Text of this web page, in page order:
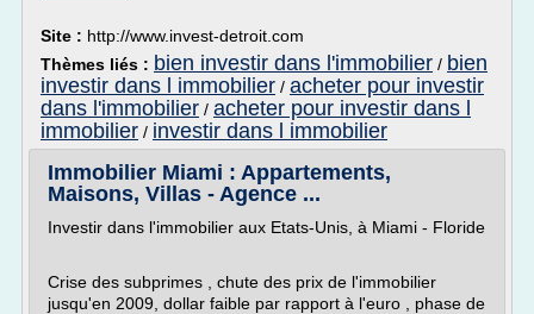
Site : http://www.invest-detroit.com
Thèmes liés : bien investir dans l'immobilier / bien
investir dans l immobilier / acheter pour investir
dans l'immobilier / acheter pour investir dans l
immobilier / investir dans l immobilier
Immobilier Miami : Appartements,
Maisons, Villas - Agence ...
Investir dans l'immobilier aux Etats-Unis, à Miami - Floride
Crise des subprimes , chute des prix de l'immobilier
jusqu'en 2009, dollar faible par rapport à l'euro , phase de